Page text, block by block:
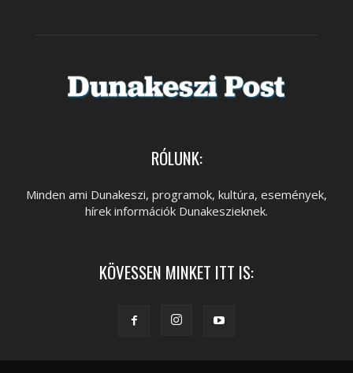
RÓLUNK:
Minden ami Dunakeszi, programok, kultúra, események,
hírek információk Dunakeszieknek.
KÖVESSEN MINKET ITT IS: